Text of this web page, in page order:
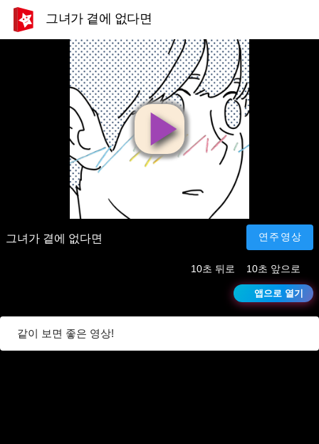
그녀가 곁에 없다면
영
상
재
생
그녀가 곁에 없다면 연주영상
10초 뒤로 10초 앞으로
앱으로 열기
같이 보면 좋은 영상!